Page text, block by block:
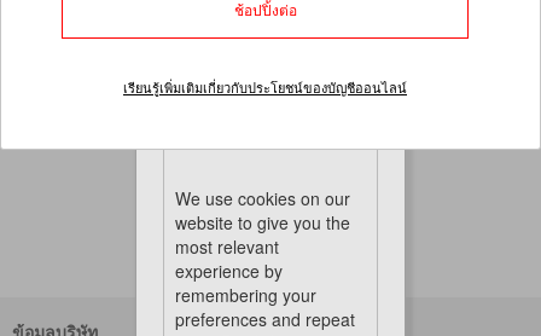
และมีสีสันสดใสเพื่อดึงดูดความสนใจ ตรวจสอบด้วยตัวคุณ
No Product Found
We use cookies on our
website to give you the
most relevant
experience by
remembering your
preferences and repeat
ช้อปปิ้งต่อ
เรียนรู้เพิ่มเติมเกี่ยวกับประโยชน์ของบัญชีออนไลน์